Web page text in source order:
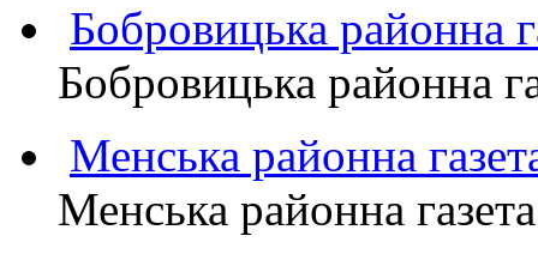
Бобровицька
Бобровицька
Менська районна
Менська районна